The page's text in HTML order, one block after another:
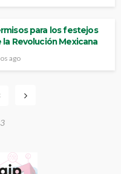
para los festejos
Revolución Mexicana
ago